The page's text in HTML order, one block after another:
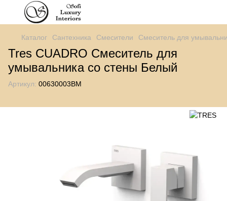
Каталог Сантехника Смесители Смеситель для
Tres CUADRO Смеситель для
умывальника со стены Белый
Артикул: 00630003BM